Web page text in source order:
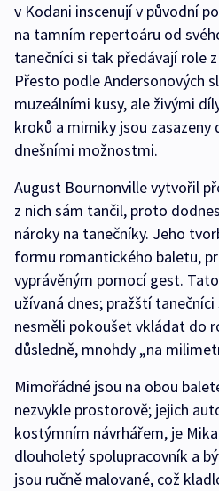
v Kodani inscenují v původní
na tamním repertoáru od
tanečníci si tak předávají role
Přesto podle Andersonových
muzeálními kusy, ale živými
kroků a mimiky jsou zasazeny
dnešními možnostmi.
August Bournonville vytvořil
z nich sám tančil, proto
nároky na tanečníky. Jeho
formu romantického baletu,
vyprávěným pomocí gest.
užívaná dnes; pražští
nesměli pokoušet vkládat do
důsledně, mnohdy „na
Mimořádné jsou na obou
nezvykle prostorově; jejich
kostýmním návrhářem, je
dlouholetý spolupracovník a
jsou ručně malované, což